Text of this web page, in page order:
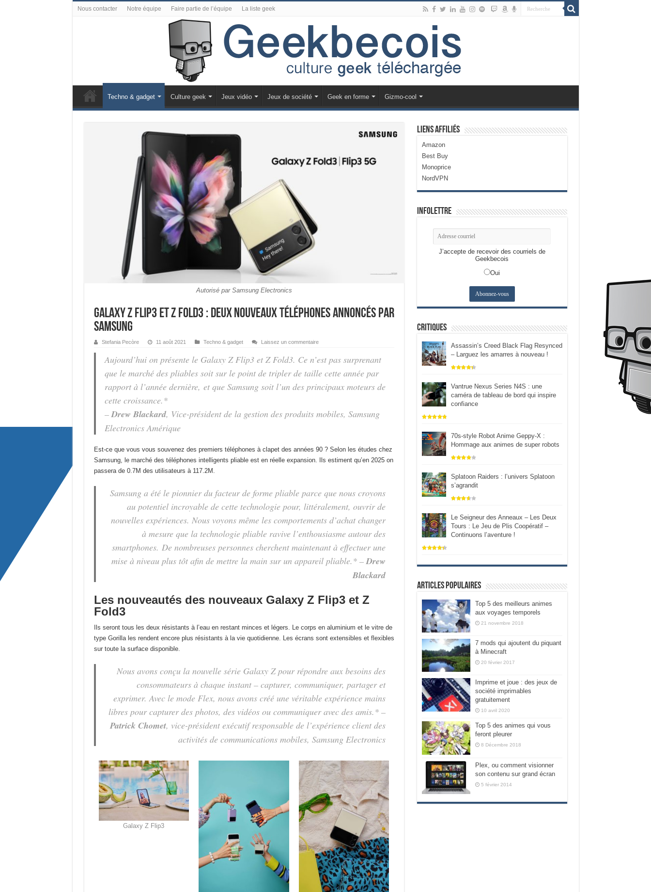
Nous contacter Notre équipe Faire partie de l’équipe La liste geek
Techno & gadget Culture geek Jeux vidéo Jeux de société Geek en forme Gizmo-cool
Autorisé par Samsung Electronics
Galaxy Z Flip3 et Z Fold3 : deux nouveaux téléphones annoncés par
Samsung
Stefania Pecòre 11 août 2021 Techno & gadget Laissez un commentaire
Aujourd’hui on présente le Galaxy Z Flip3 et Z Fold3. Ce n’est pas surprenant
que le marché des pliables soit sur le point de tripler de taille cette année par
rapport à l’année dernière, et que Samsung soit l’un des principaux moteurs de
cette croissance.*
–Drew Blackard, Vice-président de la gestion des produits mobiles, Samsung
Electronics Amérique
Est-ce que vous vous souvenez des premiers téléphones à clapet des années 90 ? Selon les études chez
Samsung, le marché des téléphones intelligents pliable est en réelle expansion. Ils estiment qu’en 2025 on
passera de 0.7M des utilisateurs à 117.2M.
Samsung a été le pionnier du facteur de forme pliable parce que nous croyons
au potentiel incroyable de cette technologie pour, littéralement, ouvrir de
nouvelles expériences. Nous voyons même les comportements d’achat changer
à mesure que la technologie pliable ravive l’enthousiasme autour des
smartphones. De nombreuses personnes cherchent maintenant à effectuer une
mise à niveau plus tôt afin de mettre la main sur un appareil pliable.* –Drew
Blackard
Les nouveautés des nouveaux Galaxy Z Flip3 et Z
Fold3
Ils seront tous les deux résistants à l’eau en restant minces et légers. Le corps en aluminium et le vitre de
type Gorilla les rendent encore plus résistants à la vie quotidienne. Les écrans sont extensibles et flexibles
sur toute la surface disponible.
Nous avons conçu la nouvelle série Galaxy Z pour répondre aux besoins des
consommateurs à chaque instant – capturer, communiquer, partager et
exprimer. Avec le mode Flex, nous avons créé une véritable expérience mains
libres pour capturer des photos, des vidéos ou communiquer avec des amis.* –
Patrick Chomet, vice-président exécutif responsable de l’expérience client des
activités de communications mobiles, Samsung Electronics
Galaxy Z Flip3
Liens Affiliés
Amazon
Best Buy
Monoprice
NordVPN
Infolettre
J’accepte de recevoir des courriels de
Geekbecois
Oui
Critiques
Assassin’s Creed Black Flag Resynced
– Larguez les amarres à nouveau !
Vantrue Nexus Series N4S : une
caméra de tableau de bord qui inspire
confiance
70s-style Robot Anime Geppy-X :
Hommage aux animes de super robots
Splatoon Raiders : l’univers Splatoon
s’agrandit
Le Seigneur des Anneaux – Les Deux
Tours : Le Jeu de Plis Coopératif –
Continuons l’aventure !
Articles populaires
Top 5 des meilleurs animes
aux voyages temporels
21 novembre 2018
7 mods qui ajoutent du piquant
à Minecraft
20 février 2017
Imprime et joue : des jeux de
société imprimables
gratuitement
10 avril 2020
Top 5 des animes qui vous
feront pleurer
8 Décembre 2018
Plex, ou comment visionner
son contenu sur grand écran
5 février 2014